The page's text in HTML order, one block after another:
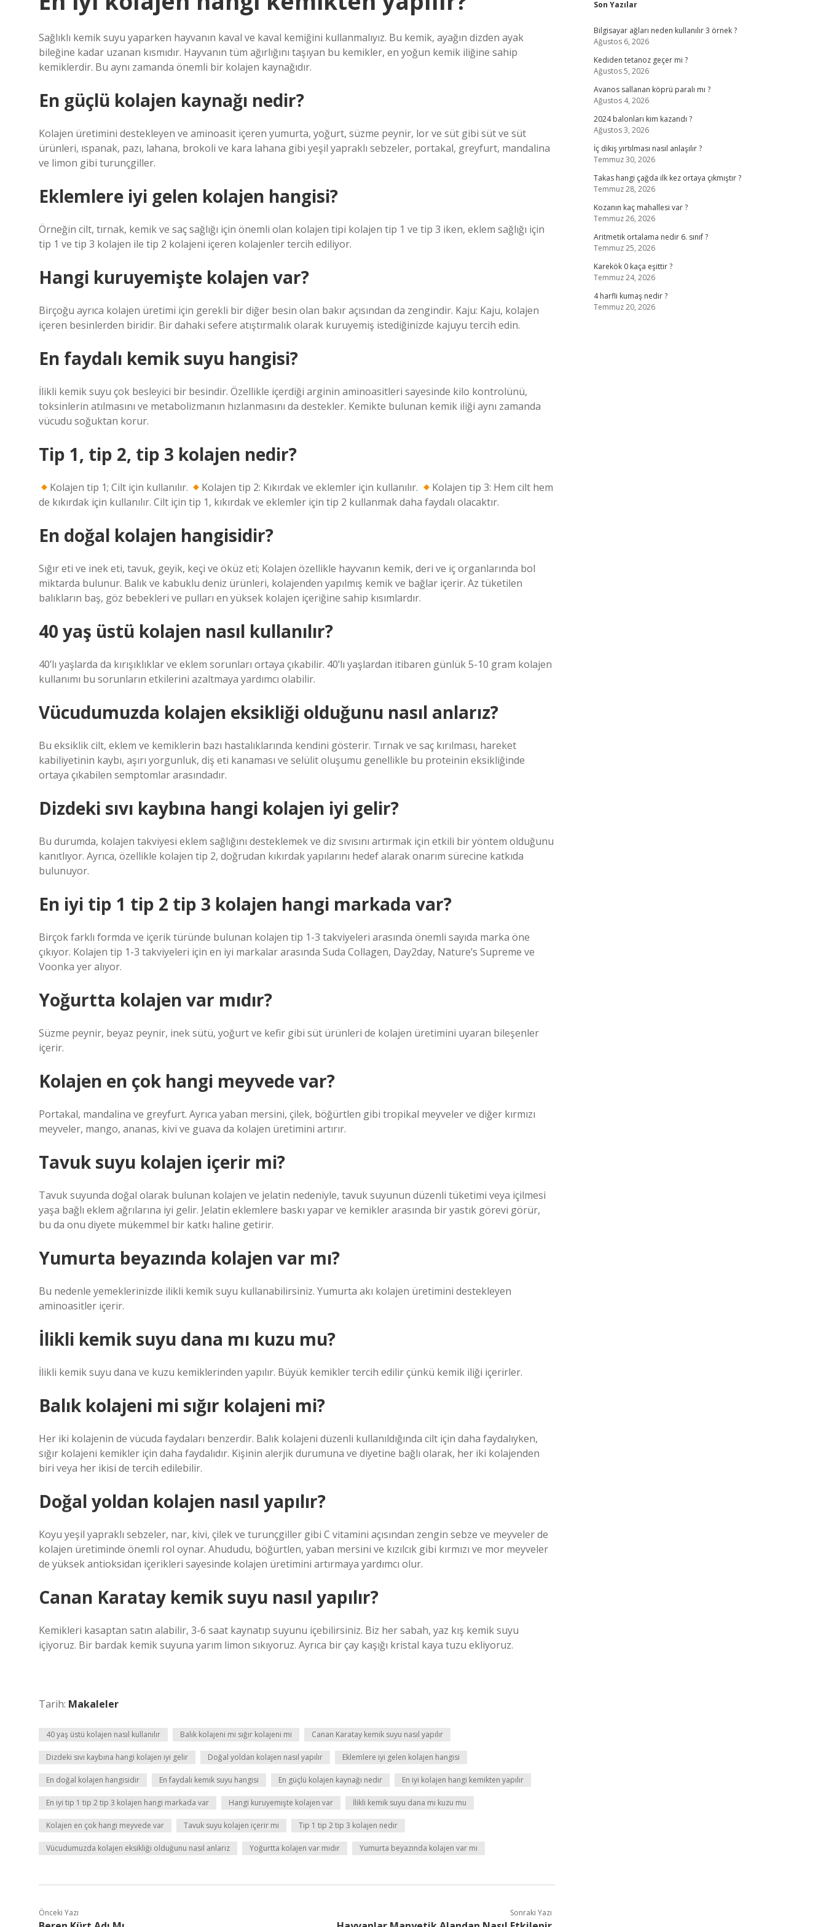
Sağlıklı kemik suyu yaparken hayvanın kaval ve kaval kemiğini kullanmalıyız. Bu kemik, ayağın dizden ayak
bileğine kadar uzanan kısmıdır. Hayvanın tüm ağırlığını taşıyan bu kemikler, en yoğun kemik iliğine sahip
kemiklerdir. Bu aynı zamanda önemli bir kolajen kaynağıdır.
En güçlü kolajen kaynağı nedir?
Kolajen üretimini destekleyen ve aminoasit içeren yumurta, yoğurt, süzme peynir, lor ve süt gibi süt ve süt
ürünleri, ıspanak, pazı, lahana, brokoli ve kara lahana gibi yeşil yapraklı sebzeler, portakal, greyfurt, mandalina
ve limon gibi turunçgiller.
Eklemlere iyi gelen kolajen hangisi?
Örneğin cilt, tırnak, kemik ve saç sağlığı için önemli olan kolajen tipi kolajen tip 1 ve tip 3 iken, eklem sağlığı için
tip 1 ve tip 3 kolajen ile tip 2 kolajeni içeren kolajenler tercih ediliyor.
Hangi kuruyemişte kolajen var?
Birçoğu ayrıca kolajen üretimi için gerekli bir diğer besin olan bakır açısından da zengindir. Kaju: Kaju, kolajen
içeren besinlerden biridir. Bir dahaki sefere atıştırmalık olarak kuruyemiş istediğinizde kajuyu tercih edin.
En faydalı kemik suyu hangisi?
İlikli kemik suyu çok besleyici bir besindir. Özellikle içerdiği arginin aminoasitleri sayesinde kilo kontrolünü,
toksinlerin atılmasını ve metabolizmanın hızlanmasını da destekler. Kemikte bulunan kemik iliği aynı zamanda
vücudu soğuktan korur.
Tip 1, tip 2, tip 3 kolajen nedir?
Kolajen tip 1; Cilt için kullanılır. Kolajen tip 2: Kıkırdak ve eklemler için kullanılır.
Kolajen tip 3: Hem cilt hem
de kıkırdak için kullanılır. Cilt için tip 1, kıkırdak ve eklemler için tip 2 kullanmak daha faydalı olacaktır.
En doğal kolajen hangisidir?
Sığır eti ve inek eti, tavuk, geyik, keçi ve öküz eti; Kolajen özellikle hayvanın kemik, deri ve iç organlarında bol
miktarda bulunur. Balık ve kabuklu deniz ürünleri, kolajenden yapılmış kemik ve bağlar içerir. Az tüketilen
balıkların baş, göz bebekleri ve pulları en yüksek kolajen içeriğine sahip kısımlardır.
40 yaş üstü kolajen nasıl kullanılır?
40’lı yaşlarda da kırışıklıklar ve eklem sorunları ortaya çıkabilir. 40’lı yaşlardan itibaren günlük 5-10 gram kolajen
kullanımı bu sorunların etkilerini azaltmaya yardımcı olabilir.
Vücudumuzda kolajen eksikliği olduğunu nasıl anlarız?
Bu eksiklik cilt, eklem ve kemiklerin bazı hastalıklarında kendini gösterir. Tırnak ve saç kırılması, hareket
kabiliyetinin kaybı, aşırı yorgunluk, diş eti kanaması ve selülit oluşumu genellikle bu proteinin eksikliğinde
ortaya çıkabilen semptomlar arasındadır.
Dizdeki sıvı kaybına hangi kolajen iyi gelir?
Bu durumda, kolajen takviyesi eklem sağlığını desteklemek ve diz sıvısını artırmak için etkili bir yöntem olduğunu
kanıtlıyor. Ayrıca, özellikle kolajen tip 2, doğrudan kıkırdak yapılarını hedef alarak onarım sürecine katkıda
bulunuyor.
En iyi tip 1 tip 2 tip 3 kolajen hangi markada var?
Birçok farklı formda ve içerik türünde bulunan kolajen tip 1-3 takviyeleri arasında önemli sayıda marka öne
çıkıyor. Kolajen tip 1-3 takviyeleri için en iyi markalar arasında Suda Collagen, Day2day, Nature’s Supreme ve
Voonka yer alıyor.
Yoğurtta kolajen var mıdır?
Süzme peynir, beyaz peynir, inek sütü, yoğurt ve kefir gibi süt ürünleri de kolajen üretimini uyaran bileşenler
içerir.
Kolajen en çok hangi meyvede var?
Portakal, mandalina ve greyfurt. Ayrıca yaban mersini, çilek, böğürtlen gibi tropikal meyveler ve diğer kırmızı
meyveler, mango, ananas, kivi ve guava da kolajen üretimini artırır.
Tavuk suyu kolajen içerir mi?
Tavuk suyunda doğal olarak bulunan kolajen ve jelatin nedeniyle, tavuk suyunun düzenli tüketimi veya içilmesi
yaşa bağlı eklem ağrılarına iyi gelir. Jelatin eklemlere baskı yapar ve kemikler arasında bir yastık görevi görür,
bu da onu diyete mükemmel bir katkı haline getirir.
Yumurta beyazında kolajen var mı?
Bu nedenle yemeklerinizde ilikli kemik suyu kullanabilirsiniz. Yumurta akı kolajen üretimini destekleyen
aminoasitler içerir.
İlikli kemik suyu dana mı kuzu mu?
İlikli kemik suyu dana ve kuzu kemiklerinden yapılır. Büyük kemikler tercih edilir çünkü kemik iliği içerirler.
Balık kolajeni mi sığır kolajeni mi?
Her iki kolajenin de vücuda faydaları benzerdir. Balık kolajeni düzenli kullanıldığında cilt için daha faydalıyken,
sığır kolajeni kemikler için daha faydalıdır. Kişinin alerjik durumuna ve diyetine bağlı olarak, her iki kolajenden
biri veya her ikisi de tercih edilebilir.
Doğal yoldan kolajen nasıl yapılır?
Koyu yeşil yapraklı sebzeler, nar, kivi, çilek ve turunçgiller gibi C vitamini açısından zengin sebze ve meyveler de
kolajen üretiminde önemli rol oynar. Ahududu, böğürtlen, yaban mersini ve kızılcık gibi kırmızı ve mor meyveler
de yüksek antioksidan içerikleri sayesinde kolajen üretimini artırmaya yardımcı olur.
Canan Karatay kemik suyu nasıl yapılır?
Kemikleri kasaptan satın alabilir, 3-6 saat kaynatıp suyunu içebilirsiniz. Biz her sabah, yaz kış kemik suyu
içiyoruz. Bir bardak kemik suyuna yarım limon sıkıyoruz. Ayrıca bir çay kaşığı kristal kaya tuzu ekliyoruz.
Tarih: Makaleler
40 yaş üstü kolajen nasıl kullanılır Balık kolajeni mi sığır kolajeni mi Canan Karatay kemik suyu nasıl yapılır
Dizdeki sıvı kaybına hangi kolajen iyi gelir Doğal yoldan kolajen nasıl yapılır Eklemlere iyi gelen kolajen hangisi
En doğal kolajen hangisidir En faydalı kemik suyu hangisi En güçlü kolajen kaynağı nedir En iyi kolajen hangi kemikten yapılır
En iyi tip 1 tip 2 tip 3 kolajen hangi markada var Hangi kuruyemişte kolajen var İlikli kemik suyu dana mı kuzu mu
Kolajen en çok hangi meyvede var Tavuk suyu kolajen içerir mi Tip 1 tip 2 tip 3 kolajen nedir
Vücudumuzda kolajen eksikliği olduğunu nasıl anlarız Yoğurtta kolajen var mıdır Yumurta beyazında kolajen var mı
Önceki Yazı Sonraki Yazı
Son Yazılar
Bilgisayar ağları neden kullanılır 3 örnek ?
Ağustos 6, 2026
Kediden tetanoz geçer mi ?
Ağustos 5, 2026
Avanos sallanan köprü paralı mı ?
Ağustos 4, 2026
2024 balonları kim kazandı ?
Ağustos 3, 2026
İç dikiş yırtılması nasıl anlaşılır ?
Temmuz 30, 2026
Takas hangi çağda ilk kez ortaya çıkmıştır ?
Temmuz 28, 2026
Kozanın kaç mahallesi var ?
Temmuz 26, 2026
Aritmetik ortalama nedir 6. sınıf ?
Temmuz 25, 2026
Karekök 0 kaça eşittir ?
Temmuz 24, 2026
4 harfli kumaş nedir ?
Temmuz 20, 2026